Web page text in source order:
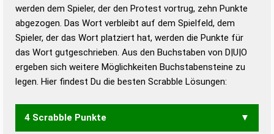
Duden – Standardwerk in 12 Bänden
Duden – Richtiges und gutes
Deutsch
Duden – Die deutsche Grammatik
Duden – Deutsches
Universalwörterbuch
werden dem Spieler, der den Protest vortrug, zehn Punkte
abgezogen. Das Wort verbleibt auf dem Spielfeld, dem
Spieler, der das Wort platziert hat, werden die Punkte für
das Wort gutgeschrieben. Aus den Buchstaben von D|U|O
ergeben sich weitere Möglichkeiten Buchstabensteine zu
legen. Hier findest Du die besten Scrabble Lösungen:
4 Scrabble Punkte